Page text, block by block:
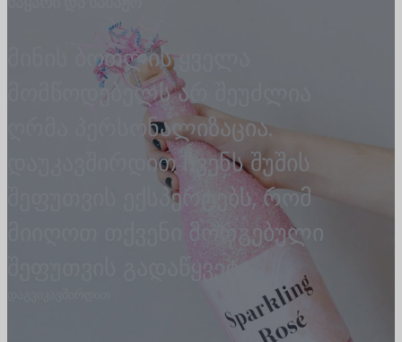
მინის ბოთლის ყველა
მომწოდებელს არ შეუძლია
ღრმა პერსონალიზაცია.
დაუკავშირდით ჩვენს შუშის
შეფუთვის ექსპერტებს, რომ
მიიღოთ თქვენი მორგებული
შეფუთვის გადაწყვეტა.